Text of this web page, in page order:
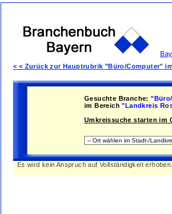
< < Zurück zur Hauptrubrik "Büro/Computer"
Gesuchte Branche:
im Bereich "Landkreis
Umkreissuche starten im
Es wird kein Anspruch auf Vollständigkeit